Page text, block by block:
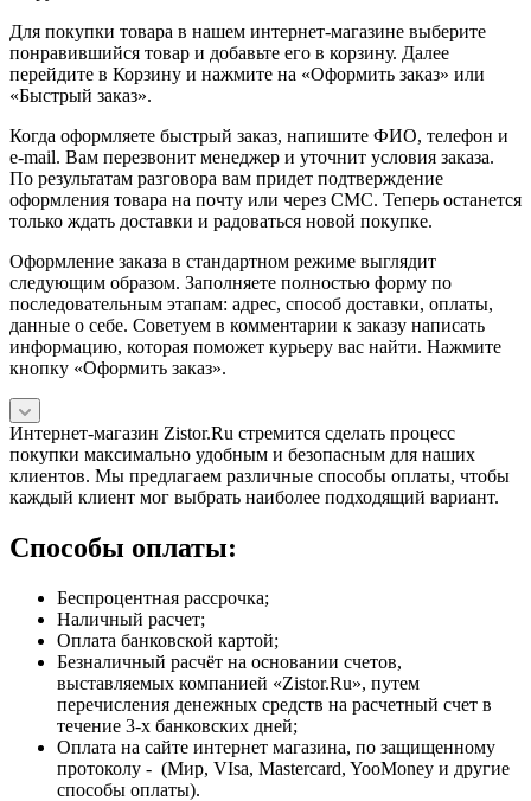
Для покупки товара в нашем интернет-магазине выберите
понравившийся товар и добавьте его в корзину. Далее
перейдите в Корзину и нажмите на «Оформить заказ» или
«Быстрый заказ».
Когда оформляете быстрый заказ, напишите ФИО, телефон и
e-mail. Вам перезвонит менеджер и уточнит условия заказа.
По результатам разговора вам придет подтверждение
оформления товара на почту или через СМС. Теперь останется
только ждать доставки и радоваться новой покупке.
Оформление заказа в стандартном режиме выглядит
следующим образом. Заполняете полностью форму по
последовательным этапам: адрес, способ доставки, оплаты,
данные о себе. Советуем в комментарии к заказу написать
информацию, которая поможет курьеру вас найти. Нажмите
кнопку «Оформить заказ».
Интернет-магазин Zistor.Ru стремится сделать процесс
покупки максимально удобным и безопасным для наших
клиентов. Мы предлагаем различные способы оплаты, чтобы
каждый клиент мог выбрать наиболее подходящий вариант.
Способы оплаты:
Беспроцентная рассрочка;
Наличный расчет;
Оплата банковской картой;
Безналичный расчёт на основании счетов,
выставляемых компанией «Zistor.Ru», путем
перечисления денежных средств на расчетный счет в
течение 3-х банковских дней;
Оплата на сайте интернет магазина, по защищенному
протоколу - (Мир, VIsa, Mastercard, YooMoney и другие
способы оплаты).